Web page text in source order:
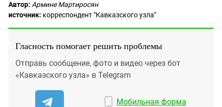
Автор: Армине Мартиросян
источник: корреспондент "Кавказского узла"
Гласность помогает решить проблемы
Отправь сообщение, фото и видео через бот
«Кавказского узла» в Telegram
Мобильная форма